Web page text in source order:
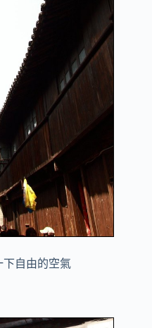
下自由的空氣